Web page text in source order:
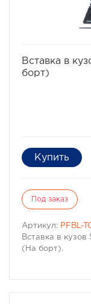
Вставка в
борт)
Под заказ
Артикул: PFBL-
Вставка в кузов
(На борт).